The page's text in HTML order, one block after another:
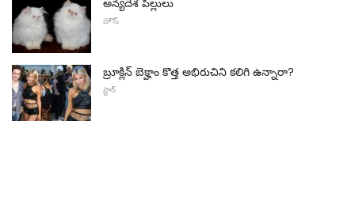
హౌస్
బ్రూక్లిన్ బెక్హాం కొత్త అభిరుచిని కలిగి ఉన్నారా?
స్టార్